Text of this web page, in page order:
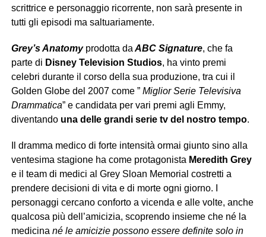
scrittrice e personaggio ricorrente, non sarà presente in
tutti gli episodi ma saltuariamente.
Grey’s Anatomyprodotta da ABC Signature, che fa
parte di Disney Television Studios, ha vinto premi
celebri durante il corso della sua produzione, tra cui il
Golden Globe del 2007 come ” Miglior Serie Televisiva
Drammatica” e candidata per vari premi agli Emmy,
diventando una delle grandi serie tv del nostro tempo.
Il dramma medico di forte intensità ormai giunto sino alla
ventesima stagione ha come protagonista Meredith Grey
e il team di medici al Grey Sloan Memorial costretti a
prendere decisioni di vita e di morte ogni giorno. I
personaggi cercano conforto a vicenda e alle volte, anche
qualcosa più dell’amicizia, scoprendo insieme che né la
medicina né le amicizie possono essere definite solo in